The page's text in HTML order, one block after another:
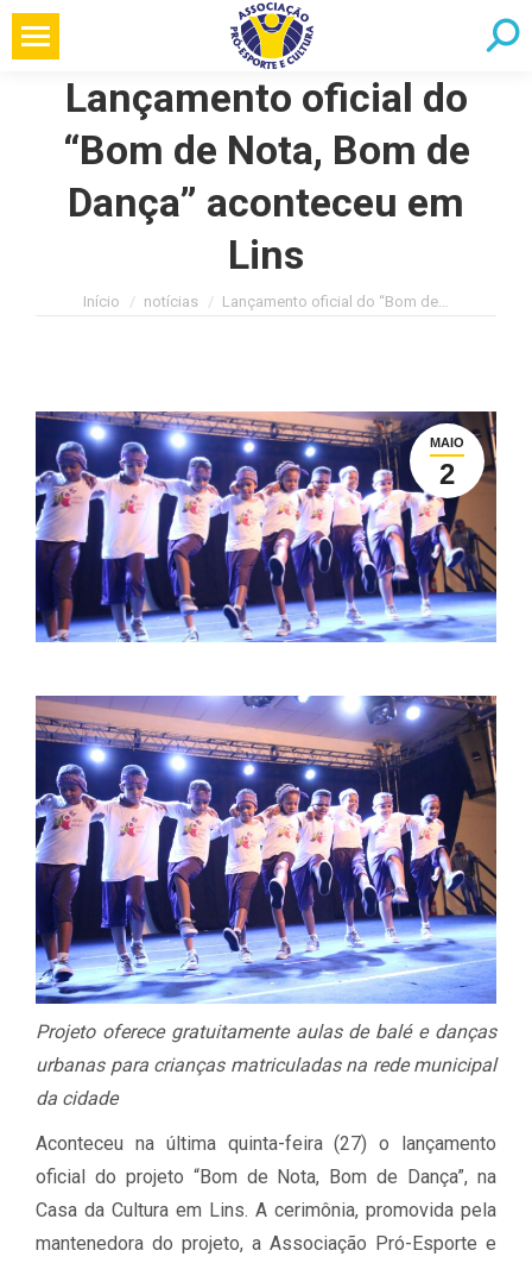
Pular
para
conteúdoLançamento oficial do
“Bom de Nota, Bom de
Dança” aconteceu em
Lins
Você está aqui:
Início notícias Lançamento oficial do “Bom de…
MAIO
2
Projeto oferece gratuitamente aulas de balé e danças
urbanas para crianças matriculadas na rede municipal
da cidade
Aconteceu na última quinta-feira (27) o lançamento
oficial do projeto “Bom de Nota, Bom de Dança”, na
Casa da Cultura em Lins. A cerimônia, promovida pela
mantenedora do projeto, a Associação Pró-Esporte e